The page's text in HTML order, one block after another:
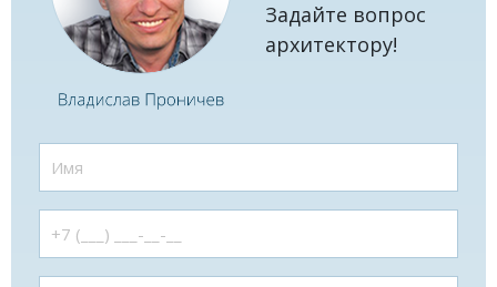
Задайте вопрос
архитектору!